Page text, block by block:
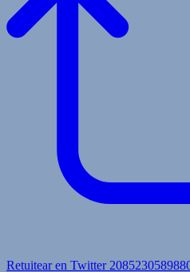
Retuitear en Twitter